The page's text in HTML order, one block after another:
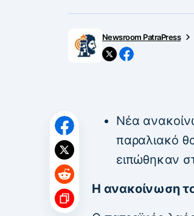
Newsroom PatraPress
Νέα
παραλιακό
ειπώθηκαν
Η ανακοίνωση